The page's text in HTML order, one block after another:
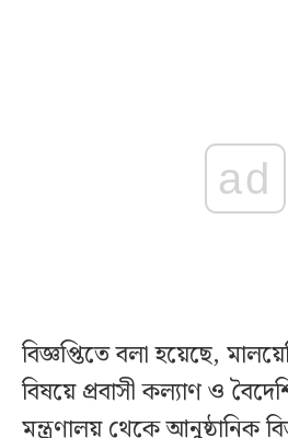
ad
বিজ্ঞপ্তিতে বলা হয়েছে,
বিষয়ে প্রবাসী কল্যাণ ও
মন্ত্রণালয় থেকে আনুষ্ঠানিক